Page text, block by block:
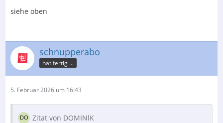
siehe oben
schnupperabo
hat fertig ...
5. Februar 2026 um 16:43
Zitat von DOMINlK